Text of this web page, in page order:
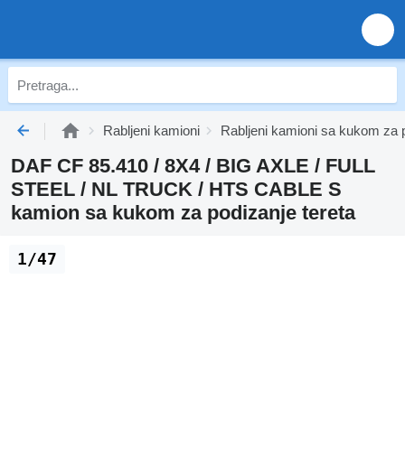
Rabljeni kamioni Rabljeni kamioni sa kukom za
DAF CF 85.410 / 8X4 / BIG AXLE / FULL
STEEL / NL TRUCK / HTS CABLE S
kamion sa kukom za podizanje tereta
1/47